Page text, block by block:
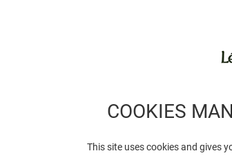
COOKIES
This site uses cookies and gives